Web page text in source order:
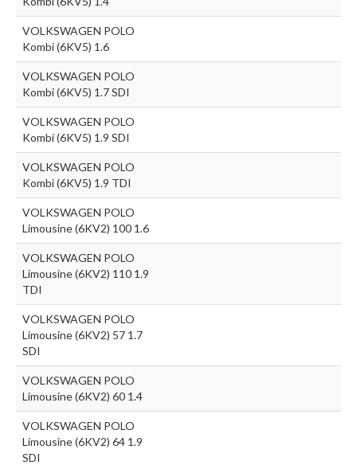
VOLKSWAGEN POLO
Kombi (6KV5) 1.6
VOLKSWAGEN POLO
Kombi (6KV5) 1.7 SDI
VOLKSWAGEN POLO
Kombi (6KV5) 1.9 SDI
VOLKSWAGEN POLO
Kombi (6KV5) 1.9 TDI
VOLKSWAGEN POLO
Limousine (6KV2) 100 1.6
VOLKSWAGEN POLO
Limousine (6KV2) 110 1.9
TDI
VOLKSWAGEN POLO
Limousine (6KV2) 57 1.7
SDI
VOLKSWAGEN POLO
Limousine (6KV2) 60 1.4
VOLKSWAGEN POLO
Limousine (6KV2) 64 1.9
SDI